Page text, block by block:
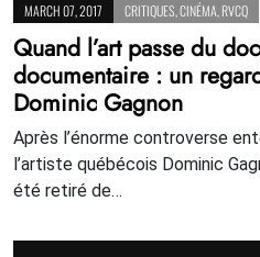
MARCH 07, 2017 CRITIQUES CINÉMA RVCQ
Quand l’art passe du
documentaire : un
Dominic Gagnon
Après l’énorme controverse
l’artiste québécois Dominic
été retiré de…